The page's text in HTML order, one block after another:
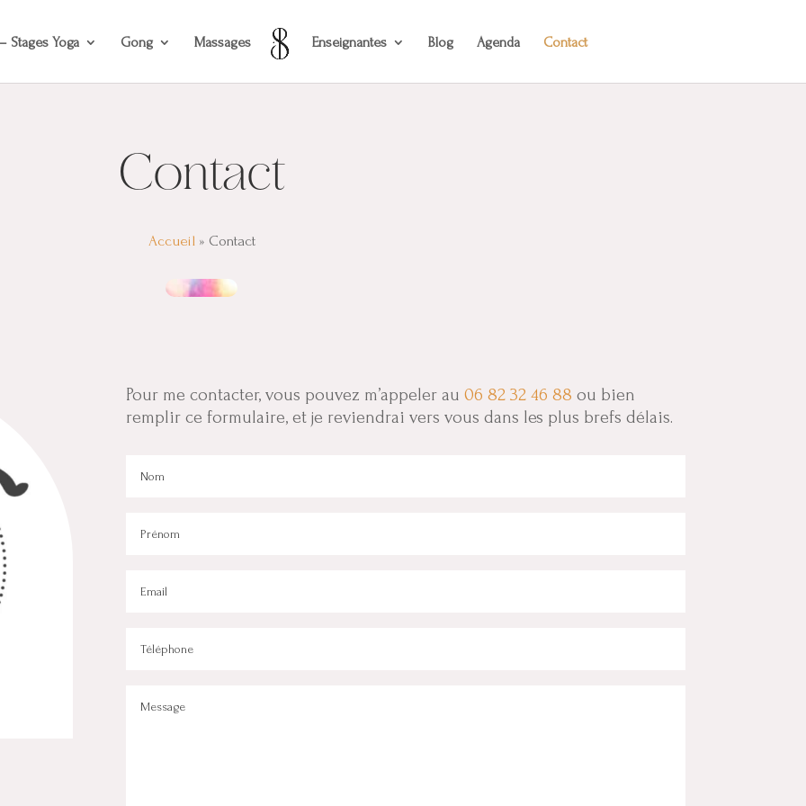
Stages Yoga Gong Massages Enseignantes Blog Agenda Contact
Contact
Accueil» Contact
Pour me contacter, vous pouvez m’appeler au06 82 32 46 88 ou bien
remplir ce formulaire, et je reviendrai vers vous dans les plus brefs délais.